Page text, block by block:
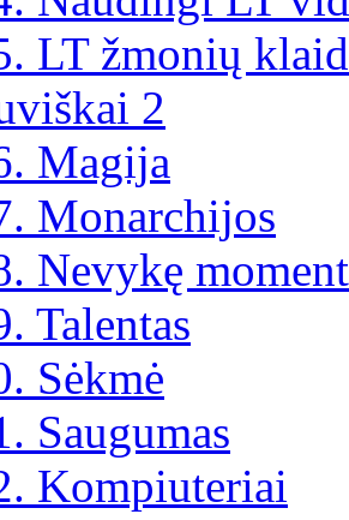
LT žmonių
2
Magija
Monarchijos
Nevykę
Talentas
Sėkmė
Saugumas
Kompiuteriai